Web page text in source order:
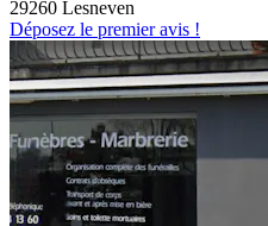
29260 Lesneven
Déposez le premier avis !